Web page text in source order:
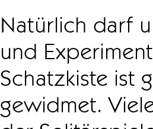
Natürlich darf
und
Schatzkiste ist
gewidmet.